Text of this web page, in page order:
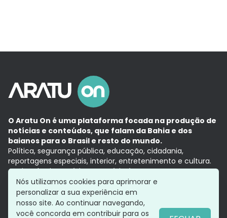
O Aratu On é uma plataforma focada na produção de
notícias e conteúdos, que falam da Bahia e dos
baianos para o Brasil e resto do mundo.
Política, segurança pública, educação, cidadania,
reportagens especiais, interior, entretenimento e cultura.
Aqui, tudo vira notícia e a notícia é no tempo presente,
com a credibilidade do Grupo Aratu.
Grupo Aratu
Política de privacidade
Nós utilizamos cookies para aprimorar e
personalizar a sua experiência em
nosso site. Ao continuar navegando,
você concorda em contribuir para os